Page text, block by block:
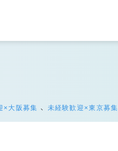
×大阪募集 、 未経験歓迎×東京募集